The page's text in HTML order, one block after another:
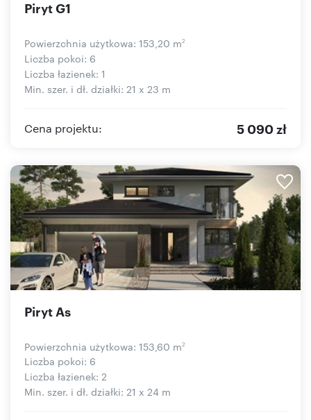
Piryt G1
Powierzchnia użytkowa: 153,20 m2
Liczba pokoi: 6
Liczba łazienek: 1
Min. szer. i dł. działki: 21 x 23 m
Cena projektu: 5 090 zł
Piryt As
Powierzchnia użytkowa: 153,60 m2
Liczba pokoi: 6
Liczba łazienek: 2
Min. szer. i dł. działki: 21 x 24 m